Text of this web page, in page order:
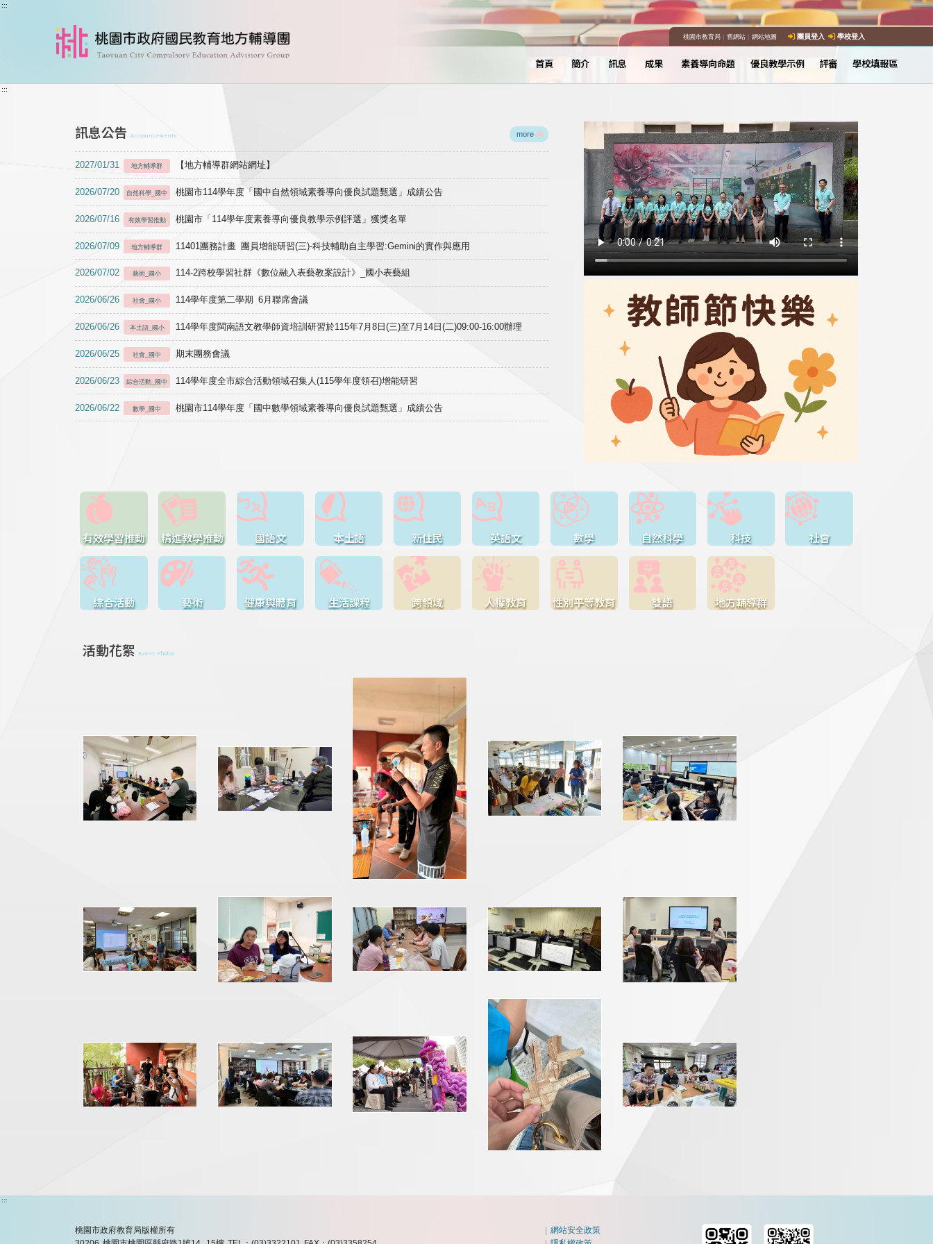
跳到主要內容
:::
桃園市教育局｜ 舊網站｜ 網站地圖 團員登入 學校登入
首頁 簡介 訊息 成果 素養導向命題 優良教學示例 評審 學校填報區
:::
訊息公告 Announcements more
2027/01/31 地方輔導群 【地方輔導群網站網址】
2026/07/20 自然科學_國中 桃園市114學年度「國中自然領域素養導向優良試題甄選」成績公告
2026/07/16 有效學習推動 桃園市「114學年度素養導向優良教學示例評選」獲獎名單
2026/07/09 地方輔導群 11401團務計畫 團員增能研習(三)-科技輔助自主學習:Gemini的實作與應用
2026/07/02 藝術_國小 114-2跨校學習社群《數位融入表藝教案設計》_國小表藝組
2026/06/26 社會_國小 114學年度第二學期 6月聯席會議
2026/06/26 本土語_國小 114學年度閩南語文教學師資培訓研習於115年7月8日(三)至7月14日(二)09:00-16:00辦理
2026/06/25 社會_國中 期末團務會議
2026/06/23 綜合活動_國中 114學年度全市綜合活動領域召集人(115學年度領召)增能研習
2026/06/22 數學_國中 桃園市114學年度「國中數學領域素養導向優良試題甄選」成績公告
有效學習推動 精進教學推動 國語文 本土語 新住民 英語文 數學 自然科學 科技 社會
綜合活動 藝術 健康與體育 生活課程 跨領域 人權教育 性別平等教育 雙語 地方輔導群
活動花絮 Event Photos
:::
桃園市政府教育局版權所有
|網站安全政策